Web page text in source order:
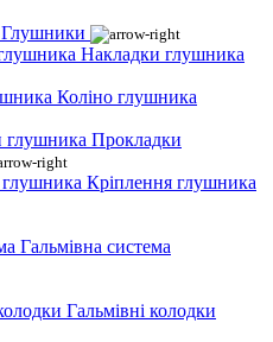
Глушники
Накладки глушника
Коліно глушника
Прокладки
Кріплення глушника
Гальмівна система
Гальмівні колодки